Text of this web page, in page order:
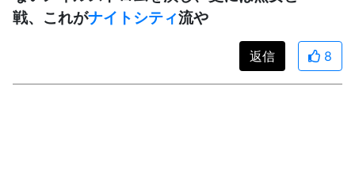
戦、これがナイトシティ流や
返信 8